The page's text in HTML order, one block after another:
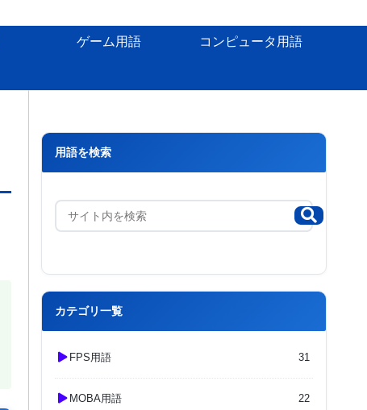
ゲーム用語 コンピュータ用語
用語を検索
カテゴリ一覧
FPS用語 31
MOBA用語 22